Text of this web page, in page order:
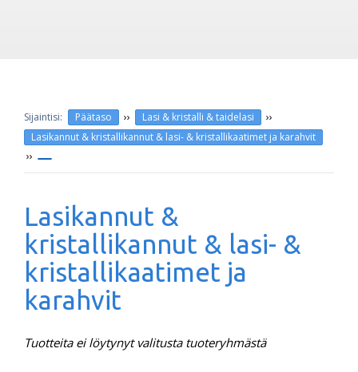
Päätaso ›› Lasi & kristalli & taidelasi ››
Lasikannut & kristallikannut & lasi- & kristallikaatimet ja karahvit
››
Lasikannut &
kristallikannut & lasi- &
kristallikaatimet ja
karahvit
Tuotteita ei löytynyt valitusta tuoteryhmästä